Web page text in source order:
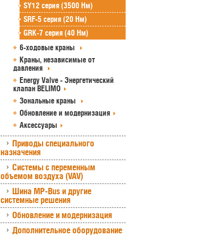
SY12 серия (3500 Нм)
SRF-5 серия (20 Нм)
GRK-7 серия (40 Нм)
6-ходовые краны
Краны, независимые от
давления
Energy Valve - Энергетический
клапан BELIMO
Зональные краны
Обновление и модернизация
Аксессуары
Приводы специального
назначения
Системы с переменным
объемом воздуха (VAV)
Шина MP-Bus и другие
системные решения
Обновление и модернизация
Дополнительное оборудование